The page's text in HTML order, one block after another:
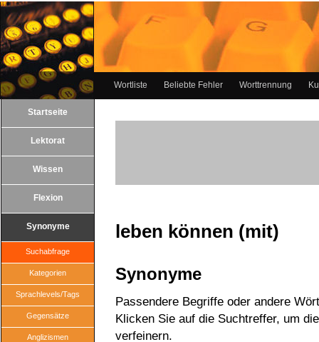
Wortliste Beliebte Fehler Worttrennung
Startseite
Lektorat
Wissen
Flexion
Synonyme
Suchabfrage
Kategorien
Sprachlevels/Tags
Gegensätze
Anglizismen
leben können (mit)
Synonyme
Passendere Begriffe oder andere
Klicken Sie auf die Suchtreffer, um
verfeinern.